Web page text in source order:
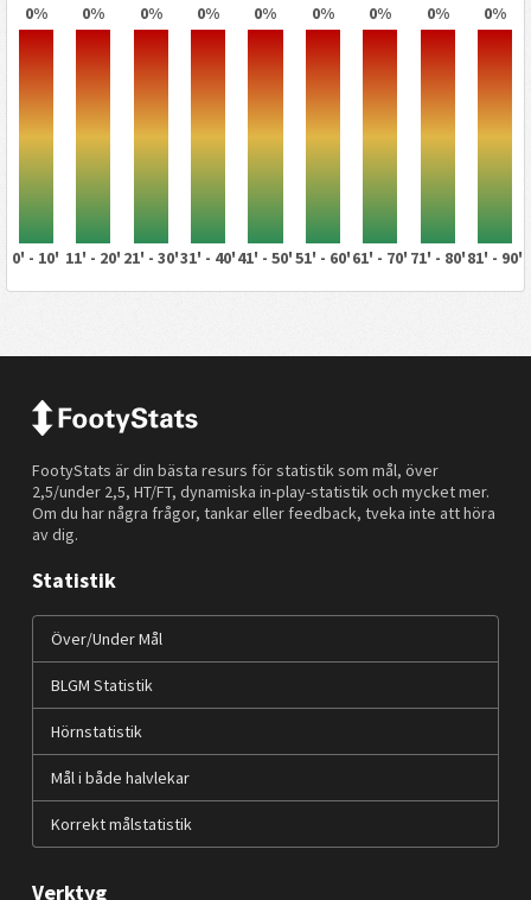
0% 0% 0% 0% 0% 0% 0% 0% 0%
0' - 10' 11' - 20' 21' - 30'31' - 40'41' - 50'51' - 60'61' - 70' 71' - 80'81' - 90'
FootyStats är din bästa resurs för statistik som mål, över
2,5/under 2,5, HT/FT, dynamiska in-play-statistik och mycket mer.
Om du har några frågor, tankar eller feedback, tveka inte att höra
av dig.
Statistik
Över/Under Mål
BLGM Statistik
Hörnstatistik
Mål i både halvlekar
Korrekt målstatistik
Verktyg